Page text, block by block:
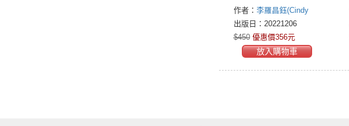
作者： 李羅昌鈺(Cindy
Lee)
出版日：20221206
$450 優惠價356元
放入購物車